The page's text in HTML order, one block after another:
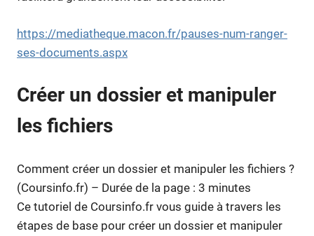
https://mediatheque.macon.fr/pauses-num-ranger-
ses-documents.aspx
Créer un dossier et manipuler
les fichiers
Comment créer un dossier et manipuler les fichiers ?
(Coursinfo.fr) – Durée de la page : 3 minutes
Ce tutoriel de Coursinfo.fr vous guide à travers les
étapes de base pour créer un dossier et manipuler